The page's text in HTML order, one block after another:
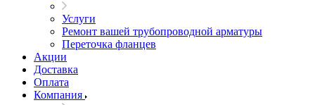
Услуги
Ремонт вашей трубопроводной арматуры
Переточка фланцев
Акции
Доставка
Оплата
Компания